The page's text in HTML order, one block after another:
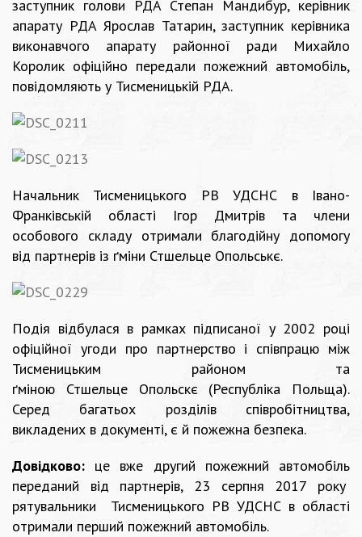
заступник голови РДА Степан Мандибур, керівник
апарату РДА Ярослав Татарин, заступник керівника
виконавчого апарату районної ради Михайло
Королик офіційно передали пожежний автомобіль,
повідомляють у Тисменицькій РДА.
Начальник Тисменицького РВ УДСНС в Івано-
Франківській області Ігор Дмитрів та члени
особового складу отримали благодійну допомогу
від партнерів із ґміни Стшельце Опольськє.
Подія відбулася в рамках підписаної у 2002 році
офіційної угоди про партнерство і співпрацю між
Тисменицьким районом та
ґміною Стшельце Опольскє (Республіка Польща).
Серед багатьох розділів співробітництва,
викладених в документі, є й пожежна безпека.
Довідково: це вже другий пожежний автомобіль
переданий від партнерів, 23 серпня 2017 року
рятувальники Тисменицького РВ УДСНС в області
отримали перший пожежний автомобіль.